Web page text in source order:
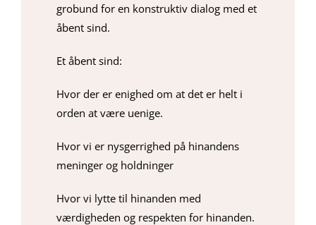
grobund for en konstruktiv dialog med et
åbent sind.
Et åbent sind:
Hvor der er enighed om at det er helt i
orden at være uenige.
Hvor vi er nysgerrighed på hinandens
meninger og holdninger
Hvor vi lytte til hinanden med
værdigheden og respekten for hinanden.